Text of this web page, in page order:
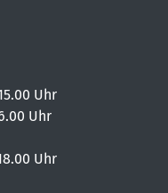
Uhr
Uhr
Uhr